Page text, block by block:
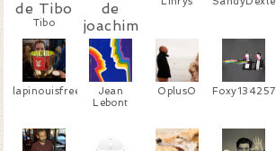
Tibo
joachim
lapinouisfree
Jean
Lebont
0plus0 Foxy134257